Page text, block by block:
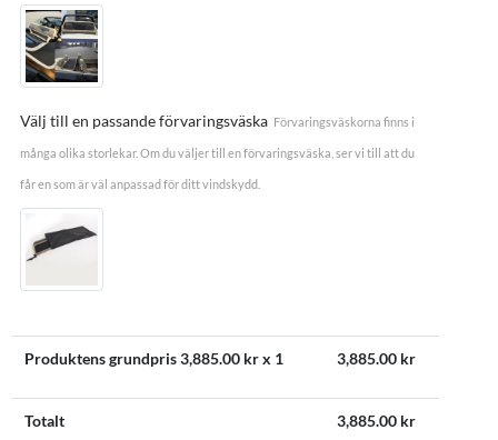
Välj till en passande förvaringsväska Förvaringsväskorna finns i
många olika storlekar. Om du väljer till en förvaringsväska, ser vi till att du
får en som är väl anpassad för ditt vindskydd.
Produktens grundpris3,885.00 kr x 1 3,885.00 kr
Totalt 3,885.00 kr